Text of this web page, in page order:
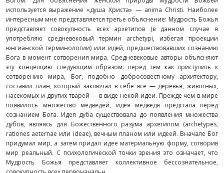
используется выражение «душа Христа» — anima Christi. Наиболее
интересным мне представляется третье объяснение: Мудрость Божья
представляет совокупность всех архетипов (в данном случае я
употребляю средневековый термин archetypi, избегая проекции
юнгианской терминологии) или идей, предшествовавших сознанию
Бога в момент сотворения мира. Средневековые авторы объясняют
эту концепцию следующим образом: перед тем как приступить к
сотворению мира, Бог, подобно добросовестному архитектору,
составил план, который заключал в себе все — деревья, животных,
насекомых и других тварей — в виде некой идеи. Прежде чем в мире
появилось множество медведей, идея медведя предстала перед
сознанием Бога. Идея дуба существовала до появления множества
дубов, являясь для Божественного разума архетипом (archetypes,
rationes aeternae или ideae), вечным планом или идеей. Вначале Бог
придумал мир, а затем придал идее материальную форму, сотворив
мир реальный. С психологической точки зрения это означает, что
Мудрость Божья представляет коллективное бессознательное,